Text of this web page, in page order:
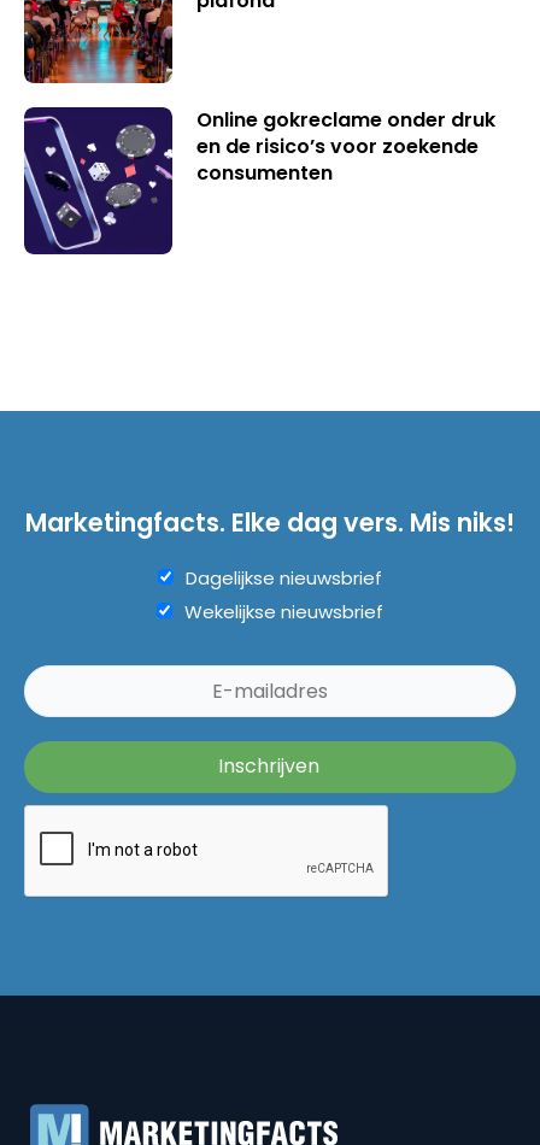
Online gokreclame onder druk
en de risico’s voor zoekende
consumenten
Marketingfacts. Elke dag vers. Mis niks!
Dagelijkse nieuwsbrief
Wekelijkse nieuwsbrief